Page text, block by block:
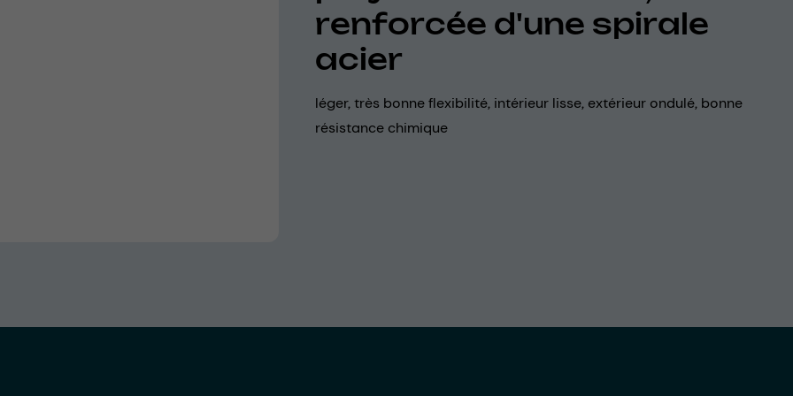
renforcée d'une spirale
acier
léger, très bonne flexibilité, intérieur lisse, extérieur ondulé, bonne
résistance chimique